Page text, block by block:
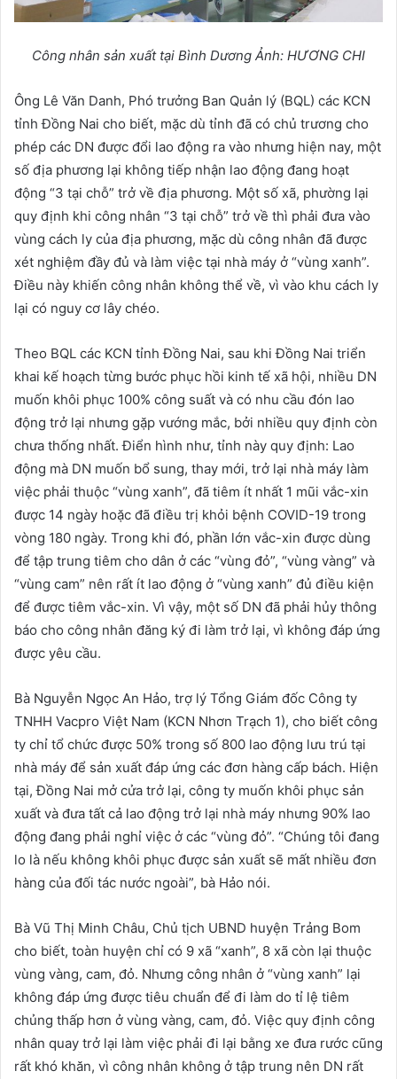
Công nhân sản xuất tại Bình Dương Ảnh: HƯƠNG CHI
Ông Lê Văn Danh, Phó trưởng Ban Quản lý (BQL) các KCN
tỉnh Đồng Nai cho biết, mặc dù tỉnh đã có chủ trương cho
phép các DN được đổi lao động ra vào nhưng hiện nay, một
số địa phương lại không tiếp nhận lao động đang hoạt
động “3 tại chỗ” trở về địa phương. Một số xã, phường lại
quy định khi công nhân “3 tại chỗ” trở về thì phải đưa vào
vùng cách ly của địa phương, mặc dù công nhân đã được
xét nghiệm đầy đủ và làm việc tại nhà máy ở “vùng xanh”.
Điều này khiến công nhân không thể về, vì vào khu cách ly
lại có nguy cơ lây chéo.
Theo BQL các KCN tỉnh Đồng Nai, sau khi Đồng Nai triển
khai kế hoạch từng bước phục hồi kinh tế xã hội, nhiều DN
muốn khôi phục 100% công suất và có nhu cầu đón lao
động trở lại nhưng gặp vướng mắc, bởi nhiều quy định còn
chưa thống nhất. Điển hình như, tỉnh này quy định: Lao
động mà DN muốn bổ sung, thay mới, trở lại nhà máy làm
việc phải thuộc “vùng xanh”, đã tiêm ít nhất 1 mũi vắc-xin
được 14 ngày hoặc đã điều trị khỏi bệnh COVID-19 trong
vòng 180 ngày. Trong khi đó, phần lớn vắc-xin được dùng
để tập trung tiêm cho dân ở các “vùng đỏ”, “vùng vàng” và
“vùng cam” nên rất ít lao động ở “vùng xanh” đủ điều kiện
để được tiêm vắc-xin. Vì vậy, một số DN đã phải hủy thông
báo cho công nhân đăng ký đi làm trở lại, vì không đáp ứng
được yêu cầu.
Bà Nguyễn Ngọc An Hảo, trợ lý Tổng Giám đốc Công ty
TNHH Vacpro Việt Nam (KCN Nhơn Trạch 1), cho biết công
ty chỉ tổ chức được 50% trong số 800 lao động lưu trú tại
nhà máy để sản xuất đáp ứng các đơn hàng cấp bách. Hiện
tại, Đồng Nai mở cửa trở lại, công ty muốn khôi phục sản
xuất và đưa tất cả lao động trở lại nhà máy nhưng 90% lao
động đang phải nghỉ việc ở các “vùng đỏ”. “Chúng tôi đang
lo là nếu không khôi phục được sản xuất sẽ mất nhiều đơn
hàng của đối tác nước ngoài”, bà Hảo nói.
Bà Vũ Thị Minh Châu, Chủ tịch UBND huyện Trảng Bom
cho biết, toàn huyện chỉ có 9 xã “xanh”, 8 xã còn lại thuộc
vùng vàng, cam, đỏ. Nhưng công nhân ở “vùng xanh” lại
không đáp ứng được tiêu chuẩn để đi làm do tỉ lệ tiêm
chủng thấp hơn ở vùng vàng, cam, đỏ. Việc quy định công
nhân quay trở lại làm việc phải đi lại bằng xe đưa rước cũng
rất khó khăn, vì công nhân không ở tập trung nên DN rất